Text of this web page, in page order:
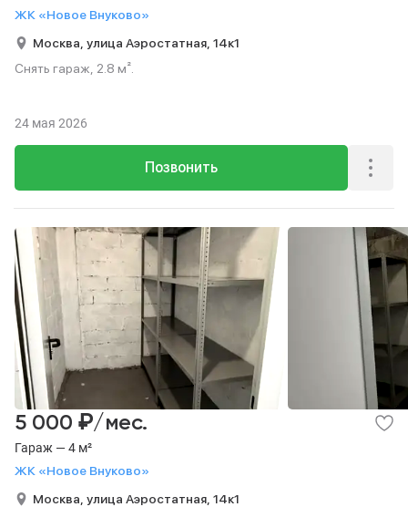
ЖК «Новое Внуково»
Москва, улица Аэростатная, 14к1
Снять гараж, 2.8 м².
Позвонить
24 мая 2026
Гараж — 4 м²
ЖК «Новое Внуково»
5 000 ₽/мес.
Москва, улица Аэростатная, 14к1